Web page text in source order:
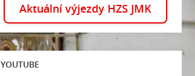
Aktuální výjezdy HZS JMK
YOUTUBE